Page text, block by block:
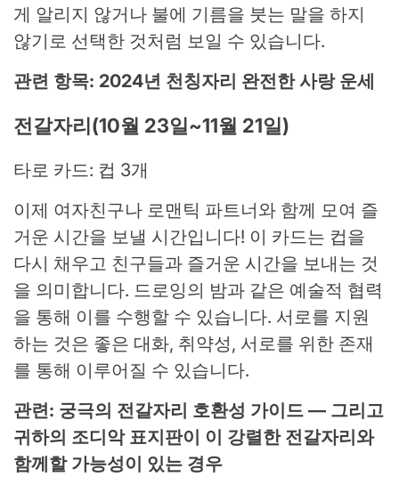
게 알리지 않거나 불에 기름을 붓는 말을 하지
않기로 선택한 것처럼 보일 수 있습니다.
관련 항목: 2024년 천칭자리 완전한 사랑 운세
전갈자리(10월 23일~11월 21일)
타로 카드: 컵 3개
이제 여자친구나 로맨틱 파트너와 함께 모여 즐
거운 시간을 보낼 시간입니다! 이 카드는 컵을
다시 채우고 친구들과 즐거운 시간을 보내는 것
을 의미합니다. 드로잉의 밤과 같은 예술적 협력
을 통해 이를 수행할 수 있습니다. 서로를 지원
하는 것은 좋은 대화, 취약성, 서로를 위한 존재
를 통해 이루어질 수 있습니다.
관련: 궁극의 전갈자리 호환성 가이드 — 그리고
귀하의 조디악 표지판이 이 강렬한 전갈자리와
함께할 가능성이 있는 경우